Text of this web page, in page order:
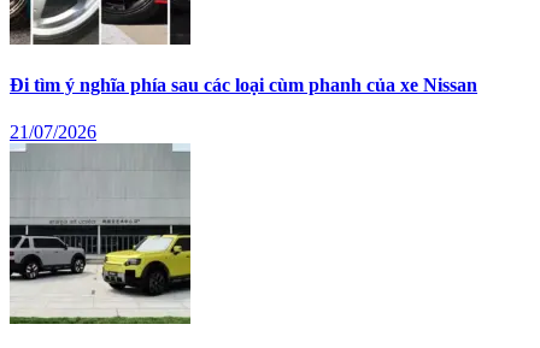
Đi tìm ý nghĩa phía sau các loại cùm phanh của xe Nissan
21/07/2026